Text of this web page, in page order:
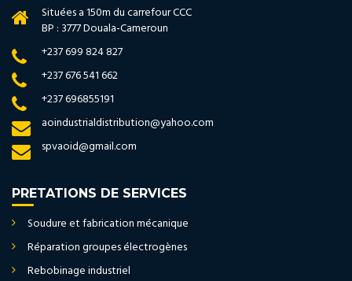
Situées a 150m du carrefour CCC
BP : 3777 Douala-Cameroun
+237 699 824 827
+237 676 541 662
+237 696855191
aoindustrialdistribution@yahoo.com
spvaoid@gmail.com
PRETATIONS DE SERVICES
Soudure et fabrication mécanique
Réparation groupes électrogènes
Rebobinage industriel